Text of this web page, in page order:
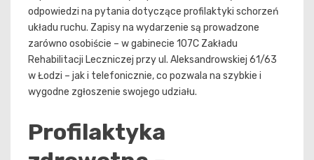
odpowiedzi na pytania dotyczące profilaktyki schorzeń
układu ruchu. Zapisy na wydarzenie są prowadzone
zarówno osobiście – w gabinecie 107C Zakładu
Rehabilitacji Leczniczej przy ul. Aleksandrowskiej 61/63
w Łodzi – jak i telefonicznie, co pozwala na szybkie i
wygodne zgłoszenie swojego udziału.
Profilaktyka